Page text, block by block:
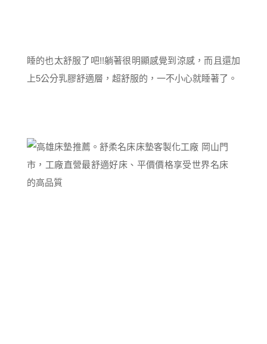
睡的也太舒服了吧!!躺著很明顯感覺到涼感，而且還加
上5公分乳膠舒適層，超舒服的，一不小心就睡著了。